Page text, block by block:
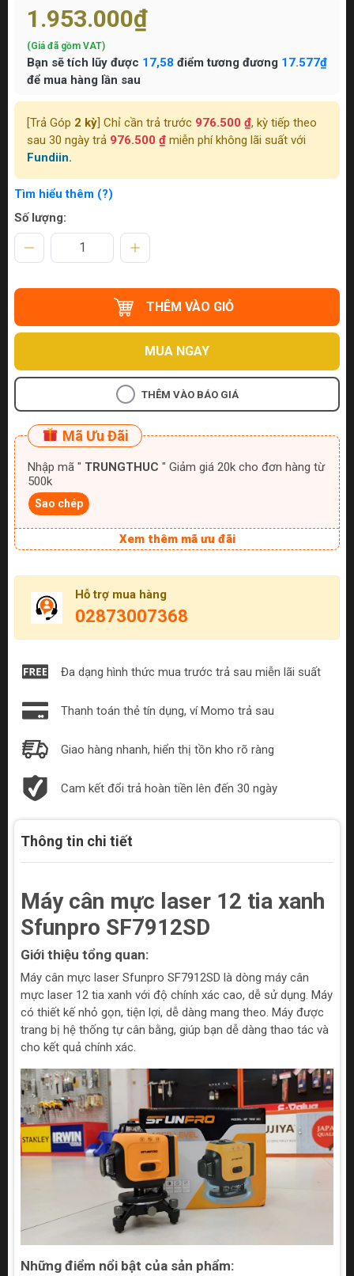
1.953.000₫
(Giá đã gồm VAT)
Bạn sẽ tích lũy được 17,58 điểm tương đương 17.577₫
để mua hàng lần sau
[Trả Góp 2 kỳ ] Chỉ cần trả trước 976.500 ₫, kỳ tiếp theo
sau 30 ngày trả 976.500 ₫ miễn phí không lãi suất với
Fundiin.
Tìm hiểu thêm (?)
Số lượng:
THÊM VÀO GIỎ
MUA NGAY
THÊM VÀO BÁO GIÁ
Mã Ưu Đãi
Nhập mã " TRUNGTHUC " Giảm giá 20k cho đơn hàng từ
500k
Sao chép
Xem thêm mã ưu đãi
Hỗ trợ mua hàng
02873007368
Đa dạng hình thức mua trước trả sau miễn lãi suất
Thanh toán thẻ tín dụng, ví Momo trả sau
Giao hàng nhanh, hiển thị tồn kho rõ ràng
Cam kết đổi trả hoàn tiền lên đến 30 ngày
Thông tin chi tiết
Máy cân mực laser 12 tia xanh
Sfunpro SF7912SD
Giới thiệu tổng quan:
Máy cân mực laser Sfunpro SF7912SD là dòng máy cân
mực laser 12 tia xanh với độ chính xác cao, dễ sử dụng. Máy
có thiết kế nhỏ gọn, tiện lợi, dễ dàng mang theo. Máy được
trang bị hệ thống tự cân bằng, giúp bạn dễ dàng thao tác và
cho kết quả chính xác.
Những điểm nổi bật của sản phẩm: